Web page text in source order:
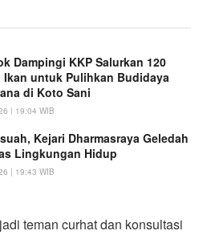
Dampingi KKP Salurkan 120
Ikan untuk Pulihkan Budidaya
di Koto Sani
| 19:04 WIB
Kejari Dharmasraya Geledah
Lingkungan Hidup
| 19:43 WIB
teman curhat dan konsultasi